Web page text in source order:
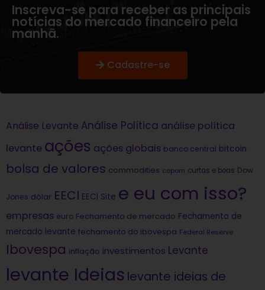
Inscreva-se para receber as principais
notícias do mercado financeiro pela
manhã.
Cadastre-se
Análise Levante Análise Política análise política
levante ações ações globais banco central bitcoin
bolsa de valores commodities copom curtas e boas Dow
Jones dólar EECI EECI Site e eu com isso?
empresas euro Fechamento de mercado Fechamento de
mercado levante fechamento do ibovespa Federal Reserve
Ibovespa inflação investimentos Levante
levante Ideias levante ideias de